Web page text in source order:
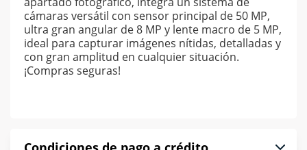
cámaras versátil con sensor principal de 50 MP,
ultra gran angular de 8 MP y lente macro de 5 MP,
ideal para capturar imágenes nítidas, detalladas y
con gran amplitud en cualquier situación.
¡Compras seguras!